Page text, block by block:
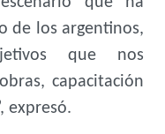
de los argentinos,
que nos
capacitación
expresó.